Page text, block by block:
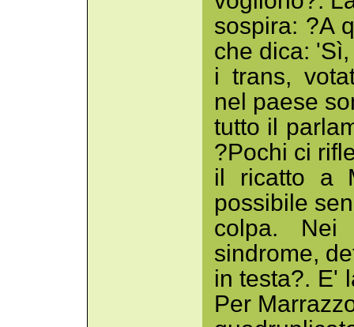
sospira: ?A
che dica:
i trans,
nel paese
tutto il
?Pochi ci
il ricatto a
possibile
colpa.
sindrome,
in testa?. E'
Per